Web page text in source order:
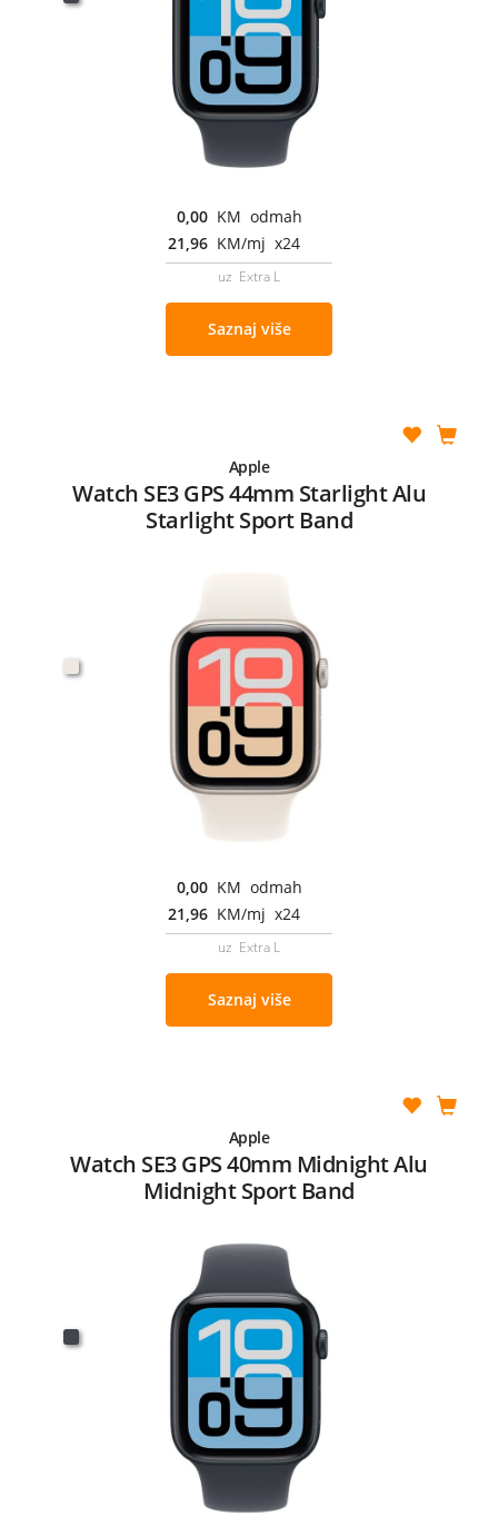
0,00 KM odmah
21,96 KM/mj x24
uz Extra L
Saznaj više
Apple
Watch SE3 GPS 44mm Starlight Alu
Starlight Sport Band
0,00 KM odmah
21,96 KM/mj x24
uz Extra L
Saznaj više
Apple
Watch SE3 GPS 40mm Midnight Alu
Midnight Sport Band